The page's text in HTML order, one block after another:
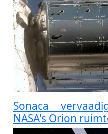
Sonaca
NASA's Orion